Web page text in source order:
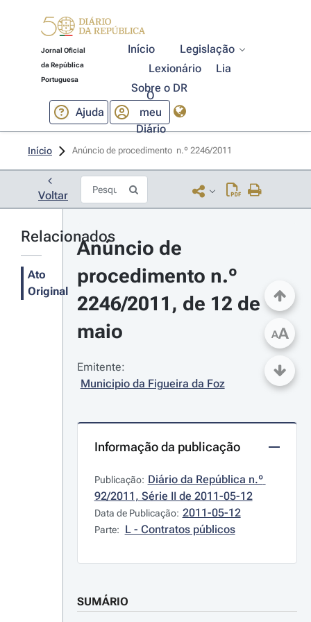
Jornal Oficial
da República
Portuguesa
Início
Legislação
Lexionário
Lia
Sobre o DR
Ajuda
O
meu
Diário
Início Anúncio de procedimento  n.º 2246/2011
Voltar
Relacionados
Ato
Original
Anúncio de
procedimento n.º
2246/2011, de 12 de
maio
Emitente:
Municipio da Figueira da Foz
Informação da publicação
Publicação: Diário da República n.º
92/2011, Série II de 2011-05-12
Data de Publicação: 2011-05-12
Parte: L - Contratos públicos
SUMÁRIO
AA